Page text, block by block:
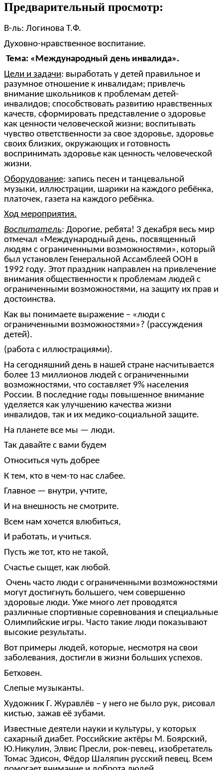
Предварительный просмотр:
В-ль: Логинова Т.Ф.
Духовно-нравственное воспитание.
Тема: «Международный день инвалида».
Цели и задачи: выработать у детей правильное и
разумное отношение к инвалидам; привлечь
внимание школьников к проблемам детей-
инвалидов; способствовать развитию нравственных
качеств, сформировать представление о здоровье
как ценности человеческой жизни; воспитывать
чувство ответственности за свое здоровье, здоровье
своих близких, окружающих и готовность
воспринимать здоровье как ценность человеческой
жизни.
Оборудование: запись песен и танцевальной
музыки, иллюстрации, шарики на каждого ребёнка,
платочек, газета на каждого ребёнка.
Ход мероприятия.
Воспитатель: Дорогие, ребята! 3 декабря весь мир
отмечал «Международный день, посвященный
людям с ограниченными возможностями», который
был установлен Генеральной Ассамблеей ООН в
1992 году. Этот праздник направлен на привлечение
внимания общественности к проблемам людей с
ограниченными возможностями, на защиту их прав и
достоинства.
Как вы понимаете выражение – «люди с
ограниченными возможностями»? (рассуждения
детей).
(работа с иллюстрациями).
На сегодняшний день в нашей стране насчитывается
более 13 миллионов людей с ограниченными
возможностями, что составляет 9% населения
России. В последние годы повышенное внимание
уделяется как улучшению качества жизни
инвалидов, так и их медико-социальной защите.
На планете все мы — люди.
Так давайте с вами будем
Относиться чуть добрее
К тем, кто в чем-то нас слабее.
Главное — внутри, учтите,
И на внешность не смотрите.
Всем нам хочется влюбиться,
И работать, и учиться.
Пусть же тот, кто не такой,
Счастье сыщет, как любой.
Очень часто люди с ограниченными возможностями
могут достигнуть большего, чем совершенно
здоровые люди. Уже много лет проводятся
различные спортивные соревнования и специальные
Олимпийские игры. Часто такие люди показывают
высокие результаты.
Вот примеры людей, которые, несмотря на свои
заболевания, достигли в жизни больших успехов.
Бетховен.
Слепые музыканты.
Художник Г. Журавлёв – у него не было рук, рисовал
кистью, зажав её зубами.
Известные деятели науки и культуры, у которых
сахарный диабет. Российские актёры М. Боярский,
Ю.Никулин, Элвис Пресли, рок-певец, изобретатель
Томас Эдисон, Фёдор Шаляпин русский певец. Всем